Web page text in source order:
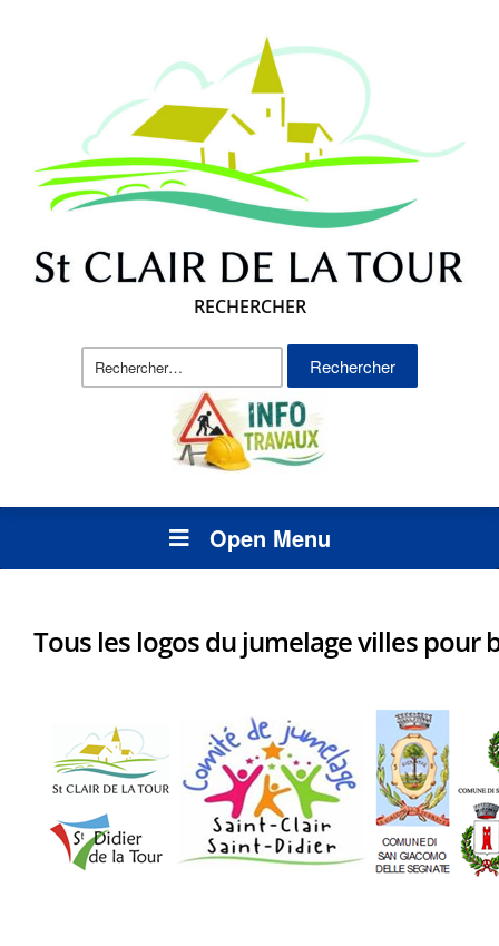
RECHERCHER
Rechercher :
Open Menu
Tous les logos du jumelage villes pour